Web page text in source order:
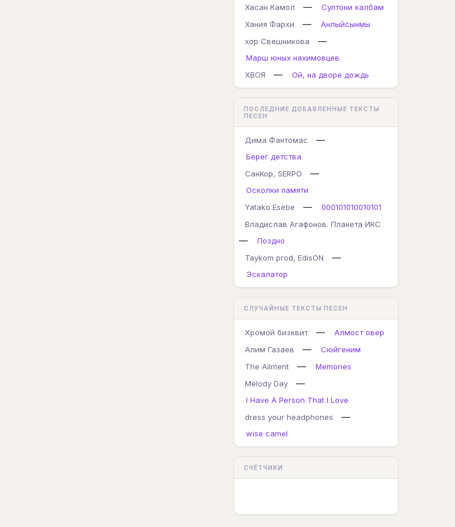
Хасан Камол
—
Султони калбам
Хания Фархи
—
Анлыйсынмы
хор Свешникова
—
Марш юных нахимовцев
ХВОЯ
— Ой, на дворе дождь
ПОСЛЕДНИЕ ДОБАВЛЕННЫЕ ТЕКСТЫ
ПЕСЕН
Дима Фантомас —
Берег детства
СанКор, SERPO
—
Осколки памяти
Yatako Esebe
—
000101010010101
Владислав Агафонов. Планета ИКС
—
Поздно
Taykom prod, EdisON
—
Эскалатор
СЛУЧАЙНЫЕ ТЕКСТЫ ПЕСЕН
Хромой бизквит —
Алмост овер
Алим Газаев
—
Сюйгеним
The Ailment
—
Memories
Melody Day
—
I Have A Person That I Love
dress your headphones
—
wise camel
СЧЁТЧИКИ